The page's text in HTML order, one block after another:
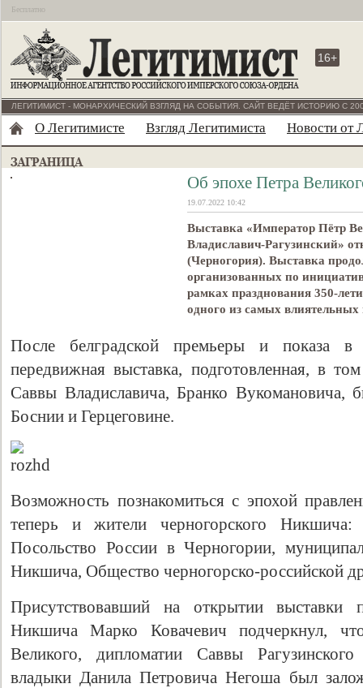
Бесплатно
16+
ЛЕГИТИМИСТ - МОНАРХИЧЕСКИЙ ВЗГЛЯД НА СОБЫТИЯ. САЙТ ВЕДЁТ ИСТОРИЮ С
О Легитимисте Взгляд Легитимиста Новости от
Об эпохе Петра
19.07.2022 10:42
Выставка «Император Пётр
Владиславич-Рагузинский»
(Черногория). Выставка
организованных по
рамках празднования 350-
одного из самых
После белградской премьеры и показа
передвижная выставка, подготовленная, в
Саввы Владиславича, Бранко Вукомановича,
Боснии и Герцеговине.
Возможность познакомиться с эпохой
теперь и жители черногорского Никшича:
Посольство России в Черногории,
Никшича, Общество черногорско-российской
Присутствовавший на открытии выставки
Никшича Марко Ковачевич подчеркнул,
Великого, дипломатии Саввы
владыки Данила Петровича Негоша был